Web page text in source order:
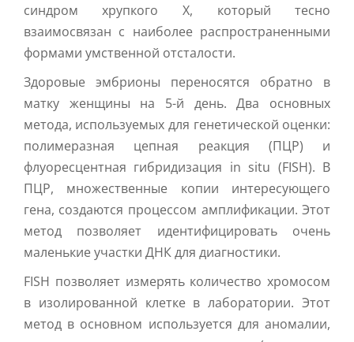
синдром хрупкого Х, который тесно
взаимосвязан с наиболее распространенными
формами умственной отсталости.
Здоровые эмбрионы переносятся обратно в
матку женщины на 5-й день. Два основных
метода, используемых для генетической оценки:
полимеразная цепная реакция (ПЦР) и
флуоресцентная гибридизация in situ (FISH). В
ПЦР, множественные копии интересующего
гена, создаются процессом амплификации. Этот
метод позволяет идентифицировать очень
маленькие участки ДНК для диагностики.
FISH позволяет измерять количество хромосом
в изолированной клетке в лаборатории. Этот
метод в основном используется для аномалии,